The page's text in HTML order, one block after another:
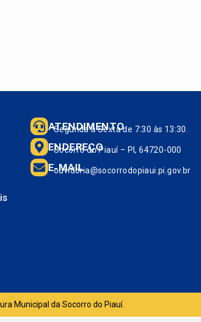
ATENDIMENTO
Segunda à Sexta de 7:30 às 13:30.
ENDEREÇO
Socorro do Piauí – PI, 64720-000
E-MAIL
ouvidoria@socorrodopiaui.pi.gov.br
Municipal da Socorro do Piauí.